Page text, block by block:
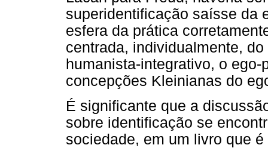
superidentificação saísse da
esfera da prática
centrada, individualmente,
humanista-integrativo, o
concepções Kleinianas do
É significante que a
sobre identificação se
sociedade, em um livro que